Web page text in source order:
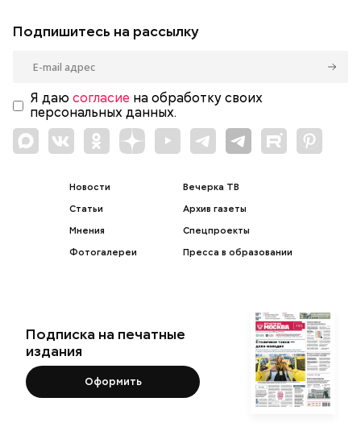
Подпишитесь на рассылку
Я даю согласие на обработку своих
персональных данных.
Новости
Статьи
Мнения
Фотогалереи
Вечерка ТВ
Архив газеты
Спецпроекты
Пресса в образовании
Подписка на печатные
издания
Оформить